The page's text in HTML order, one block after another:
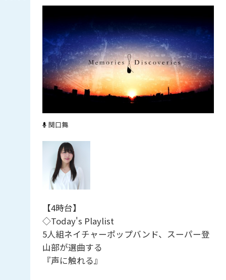
関口舞
【4時台】
◇Today's Playlist
5人組ネイチャーポップバンド、スーパー登
山部が選曲する
『声に触れる』